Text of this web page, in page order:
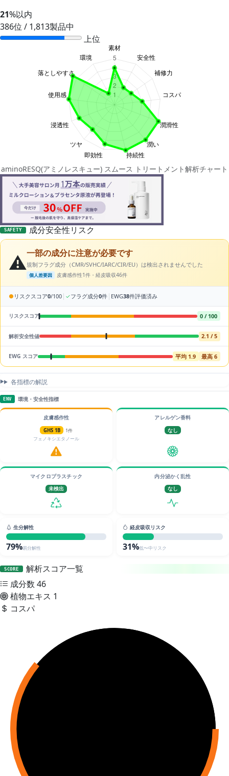
21%以内
386位 / 1,813製品中
上位
aminoRESQ(アミノレスキュー) スムース トリートメント解析チャート
SAFETY 成分安全性リスク
⚠️一部の成分に注意が必要です
規制フラグ成分（CMR/SVHC/IARC/CIR/EU）は検出されませんでした
個人差要因 皮膚感作性1件・経皮吸収46件
● リスクスコア0/100 | ✓フラグ成分0件 | EWG38件評価済み
リスクスコア 0 / 100
解析安全性値 2.1 / 5
EWG スコア 平均 1.9 最高 6
各指標の解説
ENV 環境・安全性指標
皮膚感作性
GHS 1B
1件
フェノキシエタノール
アレルゲン香料
なし
マイクロプラスチック
未検出
内分泌かく乱性
なし
生分解性
79%易分解性
経皮吸収リスク
31%低〜中リスク
SCORE
解析スコア一覧
成分数 46
植物エキス 1
コスパ